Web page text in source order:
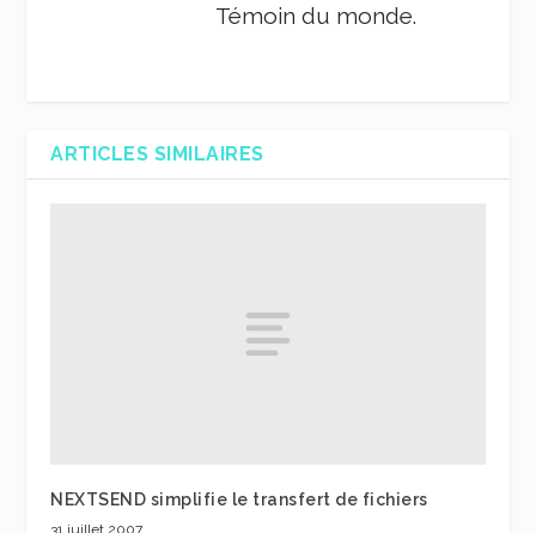
Témoin du monde.
ARTICLES SIMILAIRES
NEXTSEND simplifie le transfert de fichiers
31 juillet 2007